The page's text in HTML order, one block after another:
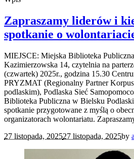
Zapraszamy liderów i
spotkanie o
MIEJSCE: Miejska Biblioteka
Kazimierzowska 14, czytelnia na
(czwartek) 2025r., godzina 15.30
PRYZMAT (Regionalny Partner
podlaskim), Podlaska Sieć
Biblioteka Publiczna w Bielsku
spotkanie przygotowane z myślą o
organizatorach wolontariatu.
27 listopada, 202527 listopada, 2025by